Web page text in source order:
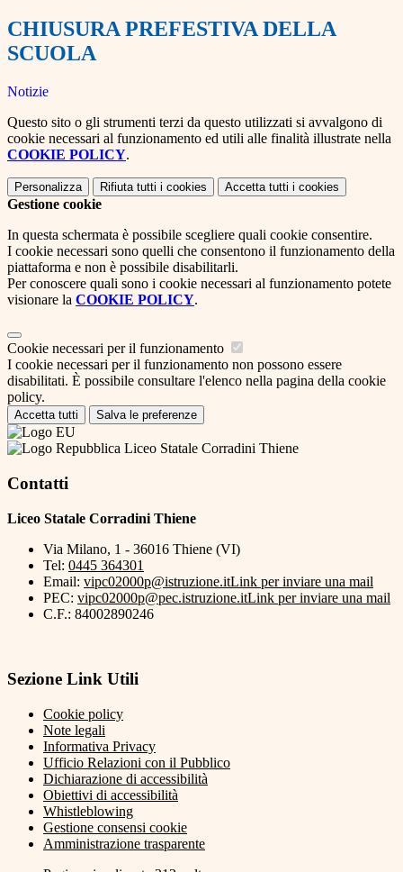
CHIUSURA PREFESTIVA DELLA
SCUOLA
Notizie
Questo sito o gli strumenti terzi da questo utilizzati si avvalgono di
cookie necessari al funzionamento ed utili alle finalità illustrate nella
COOKIE POLICY.
Personalizza Rifiuta tutti i cookies Accetta tutti i cookies
Gestione cookie
In questa schermata è possibile scegliere quali cookie consentire.
I cookie necessari sono quelli che consentono il funzionamento della
piattaforma e non è possibile disabilitarli.
Per conoscere quali sono i cookie necessari al funzionamento potete
visionare la COOKIE POLICY.
Cookie necessari per il funzionamento
I cookie necessari per il funzionamento non possono essere
disabilitati. È possibile consultare l'elenco nella pagina della cookie
policy.
Accetta tutti Salva le preferenze
Liceo Statale Corradini Thiene
Contatti
Liceo Statale Corradini Thiene
Via Milano, 1 - 36016 Thiene (VI)
Tel: 0445 364301
Email: vipc02000p@istruzione.itLink per inviare una mail
PEC: vipc02000p@pec.istruzione.itLink per inviare una mail
C.F.: 84002890246
Sezione Link Utili
Cookie policy
Note legali
Informativa Privacy
Ufficio Relazioni con il Pubblico
Dichiarazione di accessibilità
Obiettivi di accessibilità
Whistleblowing
Gestione consensi cookie
Amministrazione trasparente